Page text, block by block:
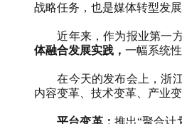
战略任务，也是媒体转型发展
近年来，作为报业第一
体融合发展实践， 一幅系统
在今天的发布会上，浙
内容变革、技术变革、产业
平台变革： 推出“聚合计